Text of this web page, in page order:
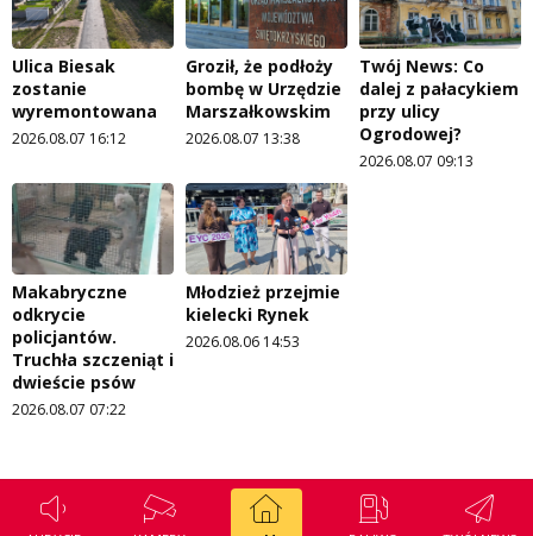
Ulica Biesak
zostanie
wyremontowana
2026.08.07 16:12
Groził, że podłoży
bombę w Urzędzie
Marszałkowskim
2026.08.07 13:38
Twój News: Co
dalej z pałacykiem
przy ulicy
Ogrodowej?
2026.08.07 09:13
Makabryczne
odkrycie
policjantów.
Truchła szczeniąt i
dwieście psów
2026.08.07 07:22
Młodzież przejmie
kielecki Rynek
2026.08.06 14:53